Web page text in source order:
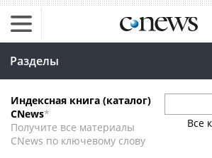
Разделы
Индексная книга (каталог)
CNews*
Получите все материалы
CNews по ключевому слову
Все